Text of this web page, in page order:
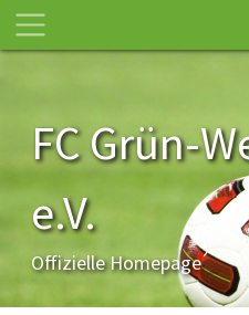
FC Grün-
e.V.
Offizielle Homepage